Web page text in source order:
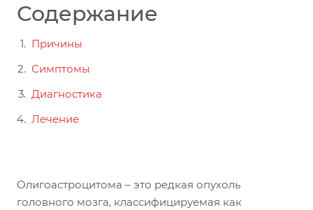
Содержание
Причины
Симптомы
Диагностика
Лечение
Олигоастроцитома – это редкая опухоль
головного мозга, классифицируемая как